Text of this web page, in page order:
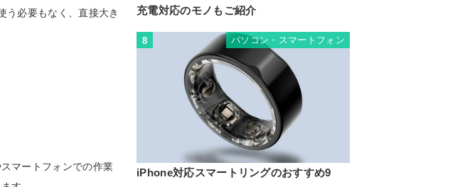
必要もなく、直接大き
マートフォンでの作業
充電対応のモノもご紹介
8 パソコン・スマートフォン
iPhone対応スマートリングのおすすめ9